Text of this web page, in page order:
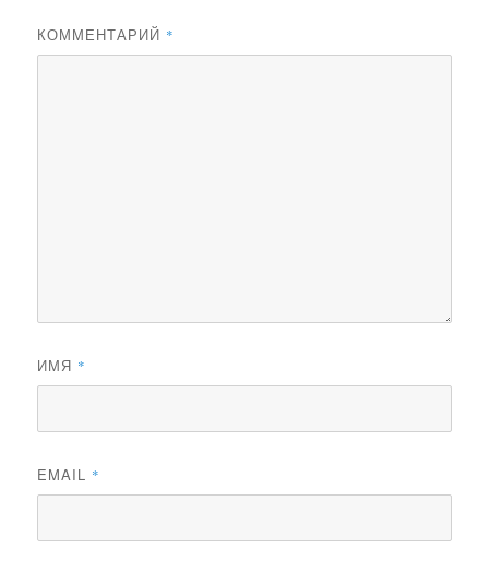
КОММЕНТАРИЙ *
ИМЯ *
EMAIL *